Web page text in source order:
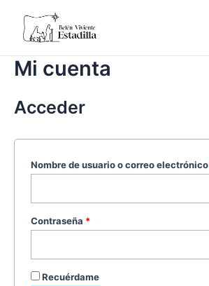
contenido
Mi cuenta
Acceder
Nombre de usuario o correo electrónico
Contraseña *
Recuérdame